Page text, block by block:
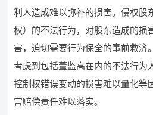
利人造成难以弥补的损害。侵权股
权）的不法行为，对股东造成的损
害，迫切需要行为保全的事前救济
考虑到包括董监高在内的不法行为
控制权错误变动的损害难以量化等
害赔偿责任难以落实。